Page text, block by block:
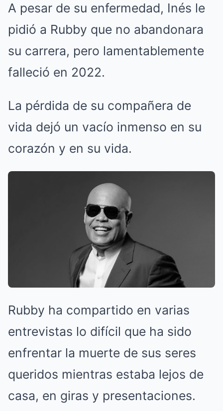
A pesar de su enfermedad, Inés le
pidió a Rubby que no abandonara
su carrera, pero lamentablemente
falleció en 2022.
La pérdida de su compañera de
vida dejó un vacío inmenso en su
corazón y en su vida.
Rubby ha compartido en varias
entrevistas lo difícil que ha sido
enfrentar la muerte de sus seres
queridos mientras estaba lejos de
casa, en giras y presentaciones.